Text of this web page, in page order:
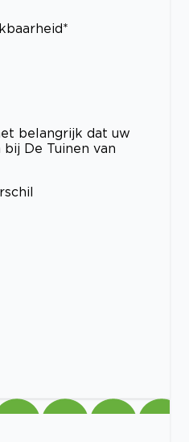
belangrijk dat uw
De Tuinen van